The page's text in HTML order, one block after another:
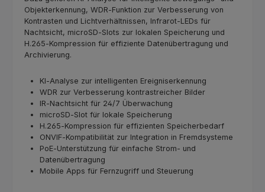
Objekterkennung, WDR‑Funktion zur Verbesserung von
Kontrasten und Lichtverhältnissen, Infrarot‑LEDs für
Nachtsicht, microSD‑Slots zur lokalen Speicherung und
H.265‑Kompression für effiziente Datenübertragung und
Archivierung.
KI‑Analyse zur intelligenten Ereigniserkennung
WDR zur Verbesserung kontrastreicher Bilder
IR‑Nachtsicht für 24/7 Überwachung
microSD‑Slot für lokale Speicherung
H.265‑Kompression für effizienten Speicherbedarf
ONVIF‑Kompatibilität zur Integration in Fremdsysteme
PoE‑Unterstützung für einfache Strom‑ und
Datenübertragung
Mobile Apps für Fernzugriff und Steuerung